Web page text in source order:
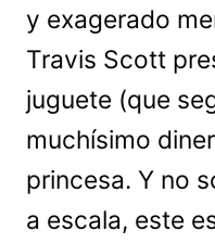
y exagerado
Travis Scott
juguete (que
muchísimo
princesa. Y no
a escala, este